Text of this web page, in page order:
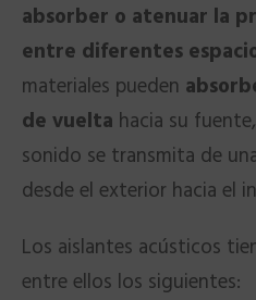
absorber o atenuar la
entre diferentes
materiales pueden
de vuelta hacia su
sonido se transmita de
desde el exterior hacia el
Los aislantes acústicos
entre ellos los siguientes: